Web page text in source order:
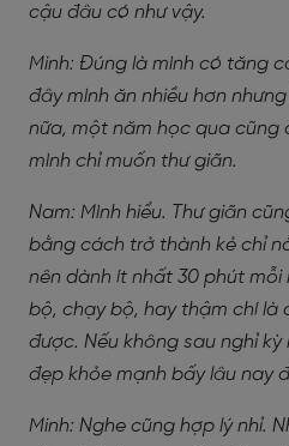
cậu đâu có như vậy.
Minh: Đúng là mình có tăng
đây mình ăn nhiều hơn
nữa, một năm học qua cũng
mình chỉ muốn thư giãn.
Nam: Mình hiểu. Thư giãn
bằng cách trở thành kẻ chỉ
nên dành ít nhất 30 phút
bộ, chạy bộ, hay thậm chí là
được. Nếu không sau nghỉ
đẹp khỏe mạnh bấy lâu nay
Minh: Nghe cũng hợp lý nhỉ.